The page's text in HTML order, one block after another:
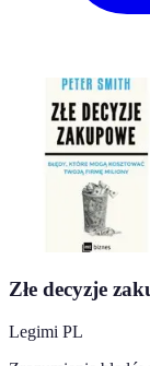
Złe decyzje
Legimi PL